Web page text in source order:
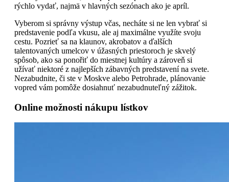
rýchlo vydať, najmä v hlavných sezónach ako je apríl.
Vyberom si správny výstup včas, necháte si ne len vybrať si
predstavenie podľa vkusu, ale aj maximálne využíte svoju
cestu. Pozrieť sa na klaunov, akrobatov a ďalších
talentovaných umelcov v úžasných priestoroch je skvelý
spôsob, ako sa ponořiť do miestnej kultúry a zároveň si
užívať niektoré z najlepších zábavných predstavení na svete.
Nezabudnite, či ste v Moskve alebo Petrohrade, plánovanie
vopred vám pomôže dosiahnuť nezabudnuteľný zážitok.
Online možnosti nákupu lístkov